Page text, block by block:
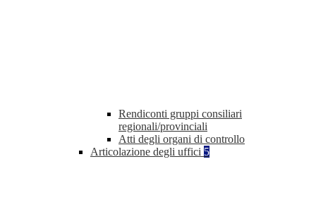
Rendiconti gruppi consiliari
regionali/provinciali
Atti degli organi di controllo
Articolazione degli uffici 5